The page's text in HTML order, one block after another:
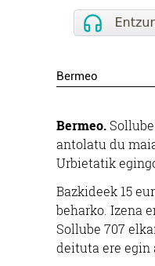
Bermeo
Bermeo.
antolatu du
Urbietatik
Bazkideek 15
beharko. Izena
Sollube 707
deituta ere egin